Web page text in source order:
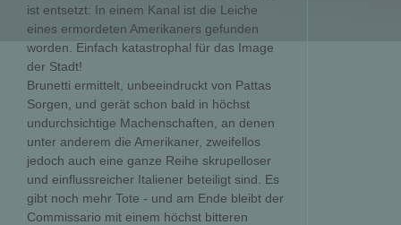
ist entsetzt: In einem Kanal ist die Leiche
eines ermordeten Amerikaners gefunden
worden. Einfach katastrophal für das Image
der Stadt!
Brunetti ermittelt, unbeeindruckt von Pattas
Sorgen, und gerät schon bald in höchst
undurchsichtige Machenschaften, an denen
unter anderem die Amerikaner, zweifellos
jedoch auch eine ganze Reihe skrupelloser
und einflussreicher Italiener beteiligt sind. Es
gibt noch mehr Tote - und am Ende bleibt der
Commissario mit einem höchst bitteren